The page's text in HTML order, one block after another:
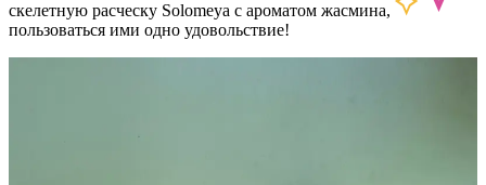
скелетную расческу Solomeya с ароматом жасмина,
пользоваться ими одно удовольствие!